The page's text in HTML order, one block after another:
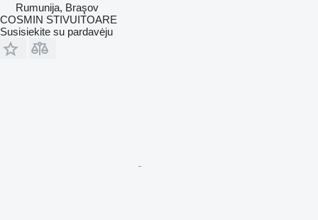
Rumunija, Braşov
COSMIN STIVUITOARE
Susisiekite su pardavėju